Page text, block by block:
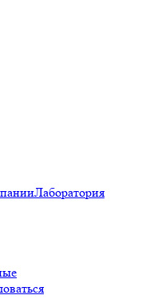
Лаборатория